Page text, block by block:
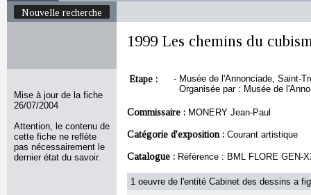
Nouvelle recherche
Mise à jour de la fiche
26/07/2004
Attention, le contenu de
cette fiche ne reflète
pas nécessairement le
dernier état du savoir.
1999 Les chemins du
Etape : - Musée de l'Annonciade, Saint-
Organisée par : Musée de
Commissaire : MONERY Jean-Paul
Catégorie d'exposition : Courant artistique
Catalogue : Référence : BML FLORE GEN-
1 oeuvre de l'entité Cabinet des dessins a